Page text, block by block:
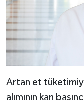
Artan et
alımının kan